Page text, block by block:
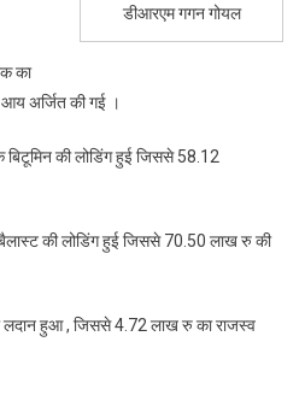
डीआरएम गगन गोयल
का
अर्जित की गई ।
की लोडिंग हुई जिससे 58.12
की लोडिंग हुई जिससे 70.50 लाख रु की
हुआ , जिससे 4.72 लाख रु का राजस्व